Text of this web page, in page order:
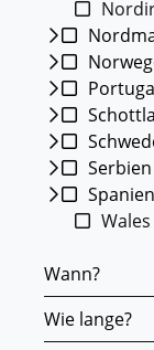
Serbien
Spanien
Wales
Wann?
Wie lange?